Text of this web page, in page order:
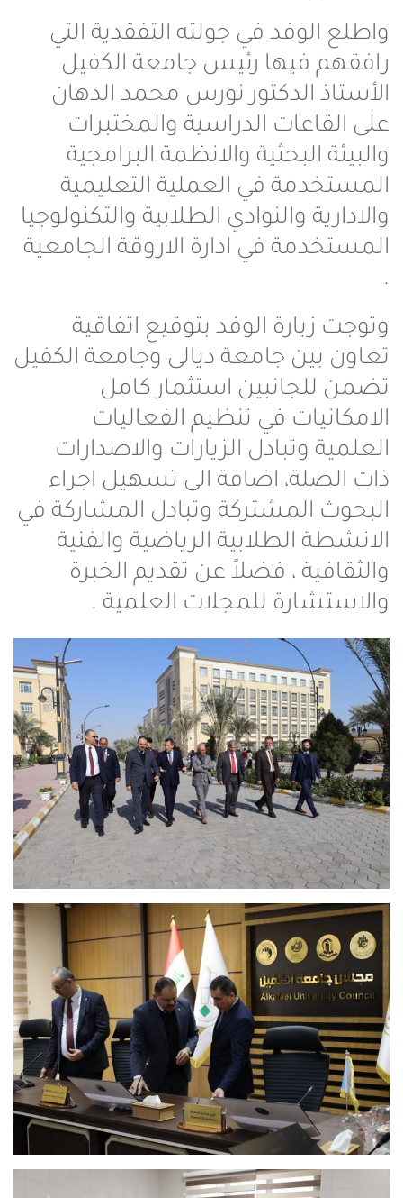
واطلع الوفد في جولته التفقدية التي
رافقهم فيها رئيس جامعة الكفيل
الأستاذ الدكتور نورس محمد الدهان
على القاعات الدراسية والمختبرات
والبيئة البحثية والانظمة البرامجية
المستخدمة في العملية التعليمية
والادارية والنوادي الطلابية والتكنولوجيا
المستخدمة في ادارة الاروقة الجامعية
.
وتوجت زيارة الوفد بتوقيع اتفاقية
تعاون بين جامعة ديالى وجامعة الكفيل
تضمن للجانبين استثمار كامل
الامكانيات في تنظيم الفعاليات
العلمية وتبادل الزيارات والاصدارات
ذات الصلة، اضافة الى تسهيل اجراء
البحوث المشتركة وتبادل المشاركة في
الانشطة الطلابية الرياضية والفنية
والثقافية ، فضلاً عن تقديم الخبرة
والاستشارة للمجلات العلمية .